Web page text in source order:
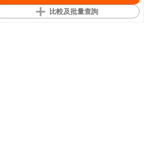
比較及批量查詢